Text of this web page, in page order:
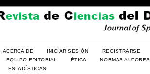
ACERCA DE INICIAR SESIÓN REGISTRARSE
EQUIPO EDITORIAL ÉTICA NORMAS AUTORES
ESTADÍSTICAS